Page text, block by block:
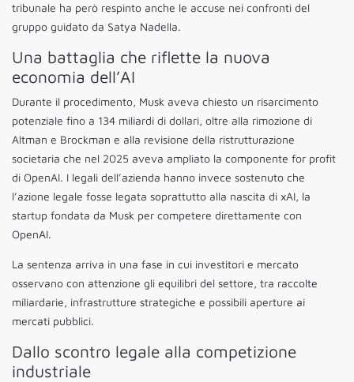
tribunale ha però respinto anche le accuse nei confronti del
gruppo guidato da Satya Nadella.
Una battaglia che riflette la nuova
economia dell’AI
Durante il procedimento, Musk aveva chiesto un risarcimento
potenziale fino a 134 miliardi di dollari, oltre alla rimozione di
Altman e Brockman e alla revisione della ristrutturazione
societaria che nel 2025 aveva ampliato la componente for profit
di OpenAI. I legali dell’azienda hanno invece sostenuto che
l’azione legale fosse legata soprattutto alla nascita di xAI, la
startup fondata da Musk per competere direttamente con
OpenAI.
La sentenza arriva in una fase in cui investitori e mercato
osservano con attenzione gli equilibri del settore, tra raccolte
miliardarie, infrastrutture strategiche e possibili aperture ai
mercati pubblici.
Dallo scontro legale alla competizione
industriale